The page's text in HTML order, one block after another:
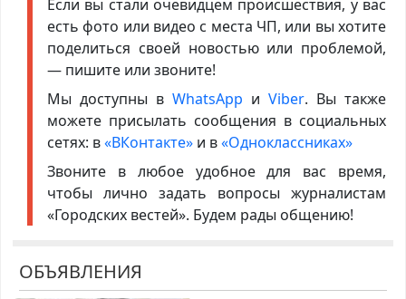
Если вы стали очевидцем происшествия, у вас
есть фото или видео с места ЧП, или вы хотите
поделиться своей новостью или проблемой,
— пишите или звоните!
Мы доступны в WhatsApp иViber. Вы также
можете присылать сообщения в социальных
сетях: в«ВКонтакте»и в«Одноклассниках»
Звоните в любое удобное для вас время,
чтобы лично задать вопросы журналистам
«Городских вестей». Будем рады общению!
ОБЪЯВЛЕНИЯ